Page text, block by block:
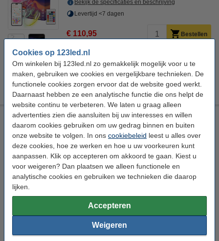
Cookies op 123led.nl
Om winkelen bij 123led.nl zo gemakkelijk mogelijk voor u te
maken, gebruiken we cookies en vergelijkbare technieken. De
functionele cookies zorgen ervoor dat de website goed werkt.
Daarnaast hebben ze een analytische functie die ons helpt de
website continu te verbeteren. We laten u graag alleen
advertenties zien die aansluiten bij uw interesses en willen
daarom cookies gebruiken om uw gedrag binnen en buiten
onze website te volgen. In ons cookiebeleid leest u alles over
deze cookies, hoe ze werken en hoe u uw voorkeuren kunt
aanpassen. Klik op accepteren om akkoord te gaan. Kiest u
voor weigeren? Dan plaatsen we alleen functionele en
analytische cookies en gebruiken we technieken die daarop
lijken.
Accepteren
Weigeren
Bekijk de specificaties en beschrijving
Levertijd <7 dagen
€ 110,95 Bestellen
Downloads
Osram Flex Smart Led strip | Wifi | COB | Dimbaar | RGB
MAGIC | 3 meter
3
Osram RGB Ledstrip 120 graden
Bekijk de specificaties en beschrijving
Levertijd <7 dagen
Downloads